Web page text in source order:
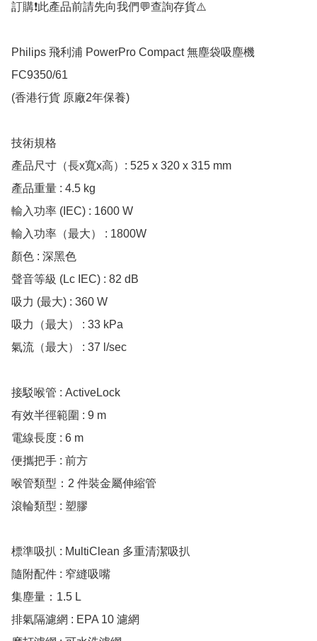
訂購❗️此產品前請先向我們💬查詢存貨⚠️
Philips 飛利浦 PowerPro Compact 無塵袋吸塵機
FC9350/61
(香港行貨 原廠2年保養)
技術規格
產品尺寸（長x寬x高）: 525 x 320 x 315 mm
產品重量 : 4.5 kg
輸入功率 (IEC) : 1600 W
輸入功率（最大） : 1800W
顏色 : 深黑色
聲音等級 (Lc IEC) : 82 dB
吸力 (最大) : 360 W
吸力（最大） : 33 kPa
氣流（最大） : 37 l/sec
接駁喉管 : ActiveLock
有效半徑範圍 : 9 m
電線長度 : 6 m
便攜把手 : 前方
喉管類型：2 件裝金屬伸縮管
滾輪類型 : 塑膠
標準吸扒 : MultiClean 多重清潔吸扒
隨附配件 : 窄縫吸嘴
集塵量：1.5 L
排氣隔濾網 : EPA 10 濾網